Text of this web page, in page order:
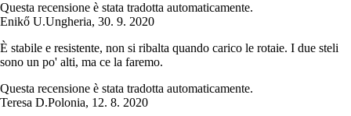
Questa recensione è stata tradotta automaticamente.
Enikő U.Ungheria, 30. 9. 2020
È stabile e resistente, non si ribalta quando carico le rotaie. I due steli
sono un po' alti, ma ce la faremo.
Questa recensione è stata tradotta automaticamente.
Teresa D.Polonia, 12. 8. 2020